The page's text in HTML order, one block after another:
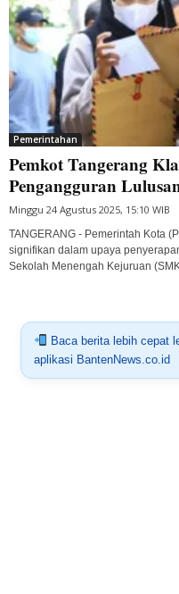
Pemerintahan
Pemkot Tangerang
Pengangguran
Minggu 24 Agustus 2025, 15:10 WIB
TANGERANG - Pemerintah Kota
signifikan dalam upaya
Sekolah Menengah Kejuruan
Baca berita lebih cepat
aplikasi BantenNews.co.id